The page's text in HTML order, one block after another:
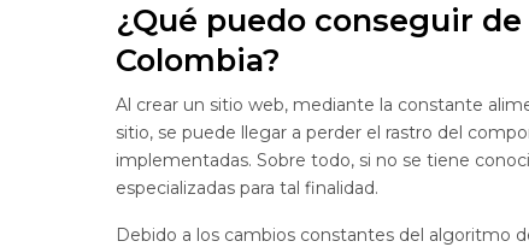
¿Qué puedo conseguir
Colombia?
Al crear un sitio web, mediante la constante
sitio, se puede llegar a perder el rastro del
implementadas. Sobre todo, si no se tiene
especializadas para tal finalidad.
Debido a los cambios constantes del algoritmo